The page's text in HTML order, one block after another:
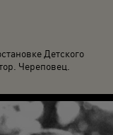
Детского
Череповец.